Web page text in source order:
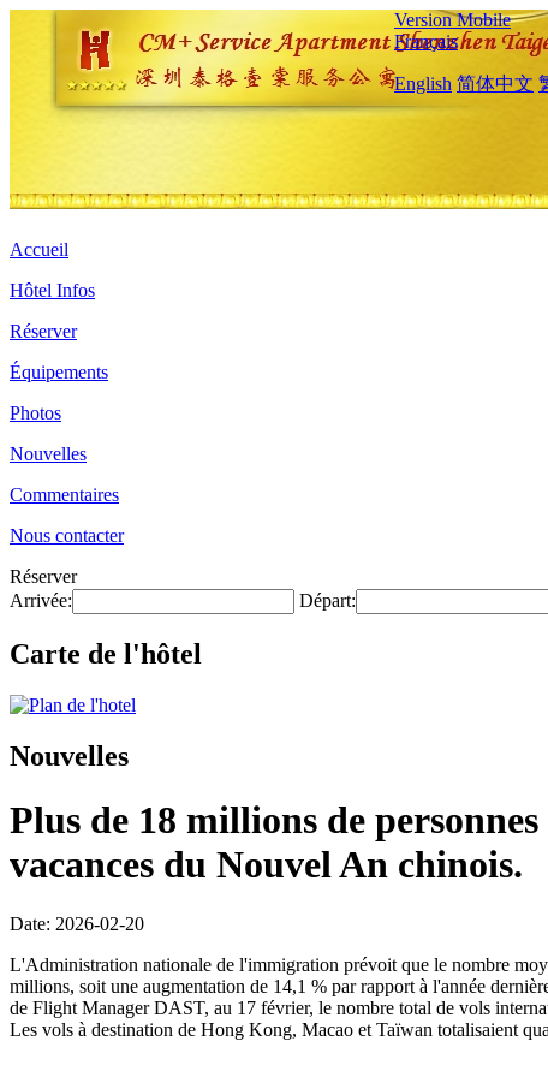
Version Mobile
Français
English 简体中文
Accueil
Hôtel Infos
Réserver
Équipements
Photos
Nouvelles
Commentaires
Nous contacter
Réserver
Arrivée:
Départ:
Carte de l'hôtel
Nouvelles
Plus de 18 millions de
vacances du Nouvel An chinois.
Date: 2026-02-20
L'Administration nationale de l'immigration prévoit que le nombre
millions, soit une augmentation de 14,1 % par rapport à l'année
de Flight Manager DAST, au 17 février, le nombre total de vols
Les vols à destination de Hong Kong, Macao et Taïwan totalisaient